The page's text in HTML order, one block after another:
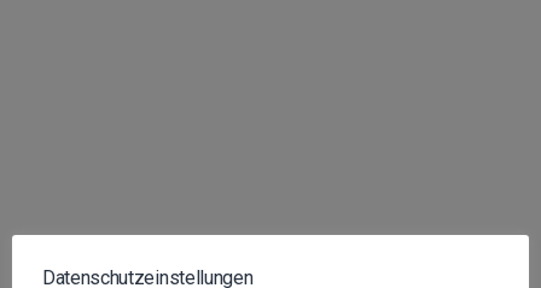
Datenschutzeinstellungen